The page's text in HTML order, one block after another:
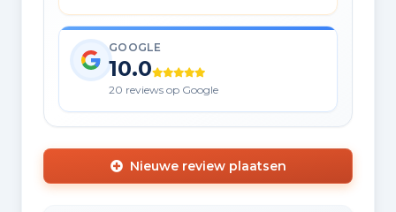
GOOGLE
10.0
20 reviews op Google
Nieuwe review plaatsen